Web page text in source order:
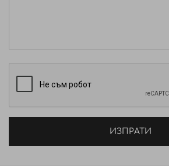
ИЗПРАТИ